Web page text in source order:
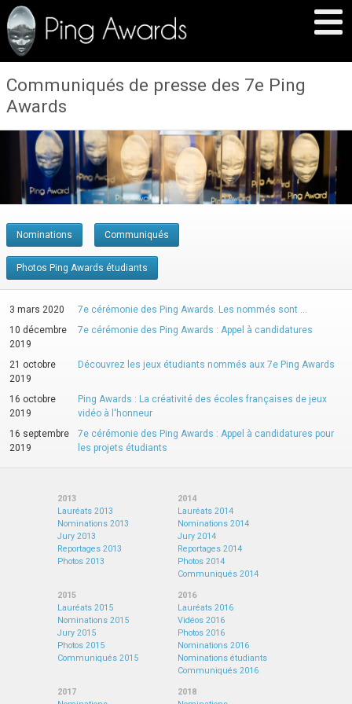
Communiqués de presse des 7e Ping
Awards
Nominations Communiqués
Photos Ping Awards étudiants
3 mars 2020
7e cérémonie des Ping Awards. Les nommés sont …
10 décembre
2019
7e cérémonie des Ping Awards : Appel à candidatures
21 octobre
2019
Découvrez les jeux étudiants nommés aux 7e Ping Awards
16 octobre
2019
Ping Awards : La créativité des écoles françaises de jeux
vidéo à l'honneur
16 septembre
2019
7e cérémonie des Ping Awards : Appel à candidatures pour
les projets étudiants
2013
Lauréats 2013
Nominations 2013
Jury 2013
Reportages 2013
Photos 2013
2014
Lauréats 2014
Nominations 2014
Jury 2014
Reportages 2014
Photos 2014
Communiqués 2014
2015
Lauréats 2015
Nominations 2015
Jury 2015
Photos 2015
Communiqués 2015
2016
Lauréats 2016
Vidéos 2016
Photos 2016
Nominations 2016
Nominations étudiants
Communiqués 2016
2017
2018